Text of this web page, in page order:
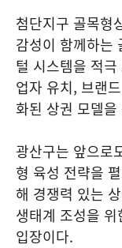
첨단지구 골목형
감성이 함께하는
털 시스템을 적
업자 유치, 브랜
화된 상권 모델
광산구는 앞으로
형 육성 전략을
해 경쟁력 있는
생태계 조성을
입장이다.